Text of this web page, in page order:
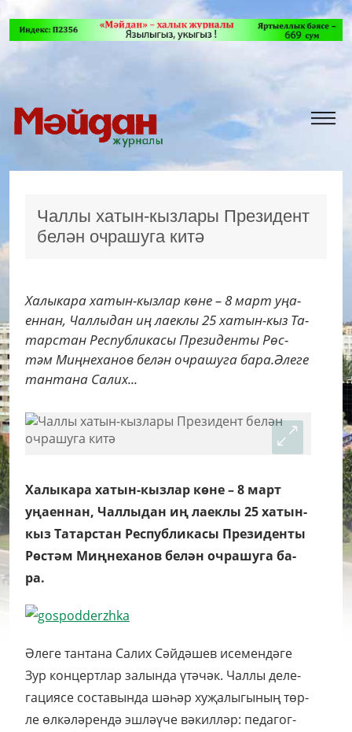
Чаллы хатын-кызлары Президент
белән очрашуга китә
Ха­лы­ка­ра ха­тын-кыз­лар кө­не – 8 март уңа­
ен­нан, Чал­лы­дан иң ла­ек­лы 25 ха­тын-кыз Та­
тар­стан Республикасы Пре­зи­ден­ты Рөс­
тәм Миң­не­ха­нов бе­лән оч­ра­шу­га ба­ра.Әле­ге
тан­та­на Са­лих...
Ха­лы­ка­ра ха­тын-кыз­лар кө­не – 8 март
уңа­ен­нан, Чал­лы­дан иң ла­ек­лы 25 ха­тын-
кыз Та­тар­стан Республикасы Пре­зи­ден­ты
Рөс­тәм Миң­не­ха­нов бе­лән оч­ра­шу­га ба­
ра.
Әле­ге тан­та­на Са­лих Сәй­дә­шев исе­мен­дә­ге
Зур кон­церт­лар за­лын­да үтә­чәк. Чал­лы де­ле­
га­ци­я­се сос­та­вын­да шә­һәр ху­җа­лы­гы­ның төр­
ле өл­кә­лә­рен­дә эш­лә­ү­че вә­кил­ләр: пе­да­гог­